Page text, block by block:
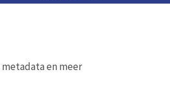
metadata en meer